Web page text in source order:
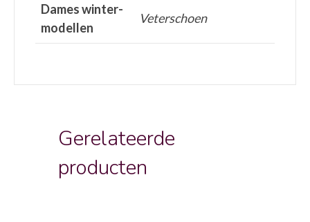
Dames winter-
modellen
Veterschoen
Gerelateerde
producten